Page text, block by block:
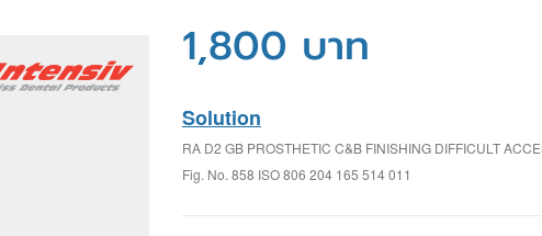
1,800 บาท
Solution
RA D2 GB PROSTHETIC C&B FINISHING DIFFICULT
Fig. No. 858 ISO 806 204 165 514 011